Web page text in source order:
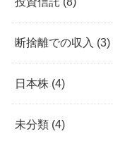
断捨離での収入 (3)
日本株 (4)
未分類 (4)